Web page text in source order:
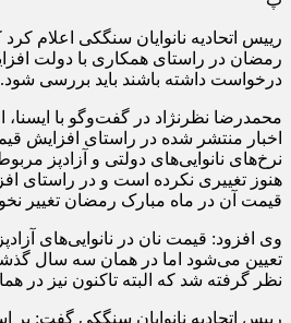
رییس اتحادیه نانوایان سنگکی اعلام
رمضان در راستای همکاری با دولت
درخواست داشته باشند باید بررسی شود.
محمدرضا نظرنژاد در گفت‌وگو با
اخبار منتشر شده در راستای افزایش
نرخ‌های نانوایی‌های دولتی و آزادپز
هنوز تغییری نکرده است و در راستای
قیمت آن در ماه مبارک رمضان تغییر
وی افزود: قیمت نان در نانوایی‌های
تعیین می‌شود اما در همان سه سال
نظر گرفته شد که البته تاکنون نیز
رییس اتحادیه نانوایان سنگکی گفت: